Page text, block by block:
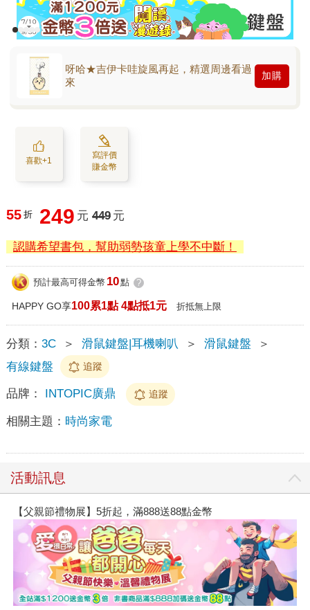
呀哈★吉伊卡哇旋風再起，精選周邊看過
來
加購
喜歡+1
寫評價
賺金幣
55 折 249 元 449 元
認購希望書包，幫助弱勢孩童上學不中斷！
預計最高可得金幣 10點 ?
HAPPY GO享100累1點 4點抵1元 折抵無上限
分類： 3C ＞ 滑鼠鍵盤|耳機喇叭 ＞ 滑鼠鍵盤
＞
有線鍵盤
追蹤
品牌： INTOPIC廣鼎 追蹤
相關主題： 時尚家電
活動訊息
【父親節禮物展】5折起，滿888送88點金幣